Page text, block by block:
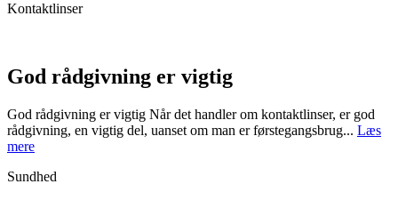
Kontaktlinser
God rådgivning er vigtig
God rådgivning er vigtig Når det handler om kontaktlinser, er god
rådgivning, en vigtig del, uanset om man er førstegangsbrug... Læs
mere
Sundhed